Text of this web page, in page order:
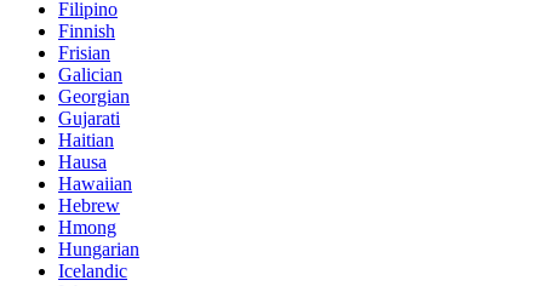
Filipino
Finnish
Frisian
Galician
Georgian
Gujarati
Haitian
Hausa
Hawaiian
Hebrew
Hmong
Hungarian
Icelandic